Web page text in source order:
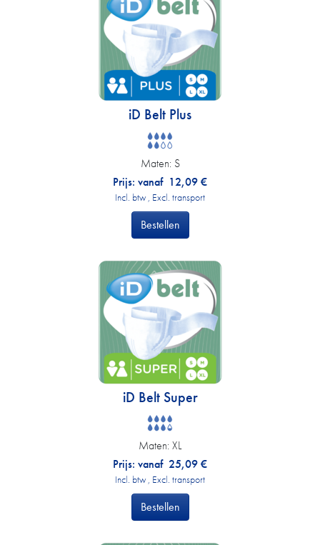
iD Belt Plus
Maten: S
Prijs: vanaf 12,09€
Incl. btw , Excl. transport
Bestellen
iD Belt Super
Maten: XL
Prijs: vanaf 25,09€
Incl. btw , Excl. transport
Bestellen